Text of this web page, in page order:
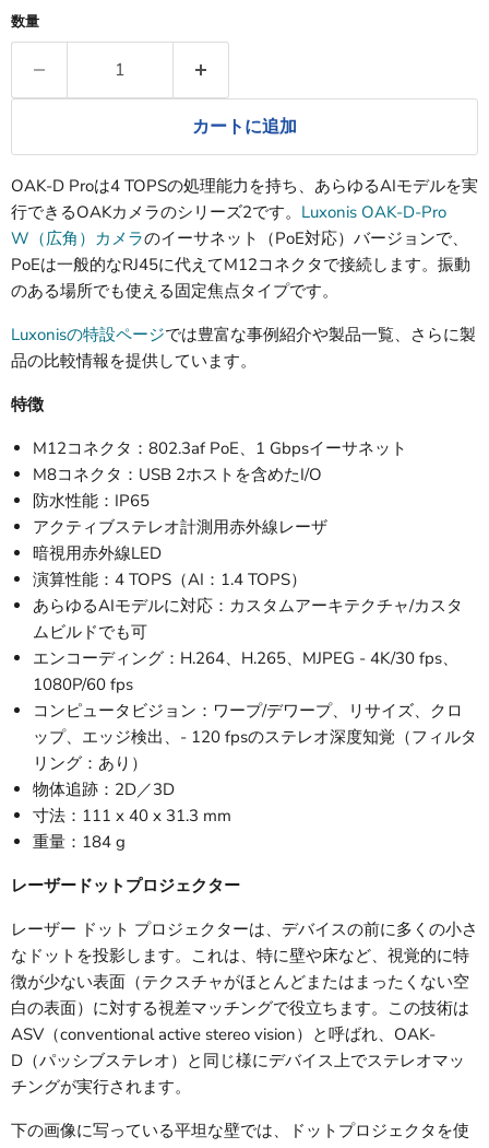
数量
カートに追加
OAK-D Proは4 TOPSの処理能力を持ち、あらゆるAIモデルを実
行できるOAKカメラのシリーズ2です。 Luxonis OAK-D-Pro
W（広角）カメラのイーサネット（PoE対応）バージョンで、
PoEは一般的なRJ45に代えてM12コネクタで接続します。振動
のある場所でも使える固定焦点タイプです。
Luxonisの特設ページでは豊富な事例紹介や製品一覧、さらに製
品の比較情報を提供しています。
特徴
M12コネクタ：802.3af PoE、1 Gbpsイーサネット
M8コネクタ：USB 2ホストを含めたI/O
防水性能：IP65
アクティブステレオ計測用赤外線レーザ
暗視用赤外線LED
演算性能：4 TOPS（AI：1.4 TOPS）
あらゆるAIモデルに対応：カスタムアーキテクチャ/カスタ
ムビルドでも可
エンコーディング：H.264、H.265、MJPEG - 4K/30 fps、
1080P/60 fps
コンピュータビジョン：ワープ/デワープ、リサイズ、クロ
ップ、エッジ検出、- 120 fpsのステレオ深度知覚（フィルタ
リング：あり）
物体追跡：2D／3D
寸法：111 x 40 x 31.3 mm
重量：184 g
レーザードットプロジェクター
レーザー ドット プロジェクターは、デバイスの前に多くの小さ
なドットを投影します。これは、特に壁や床など、視覚的に特
徴が少ない表面（テクスチャがほとんどまたはまったくない空
白の表面）に対する視差マッチングで役立ちます。この技術は
ASV（conventional active stereo vision）と呼ばれ、OAK-
D（パッシブステレオ）と同じ様にデバイス上でステレオマッ
チングが実行されます。
下の画像に写っている平坦な壁では、ドットプロジェクタを使